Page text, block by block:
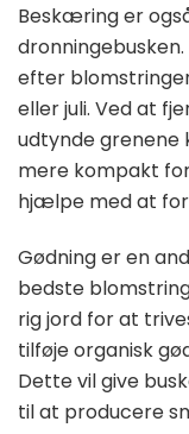
Beskæring er
efter
eller juli. Ved at
udtynde
mere kompakt
hjælpe med at
Gødning er en
bedste
rig jord for at
tilføje organisk
Dette vil give
til at producere